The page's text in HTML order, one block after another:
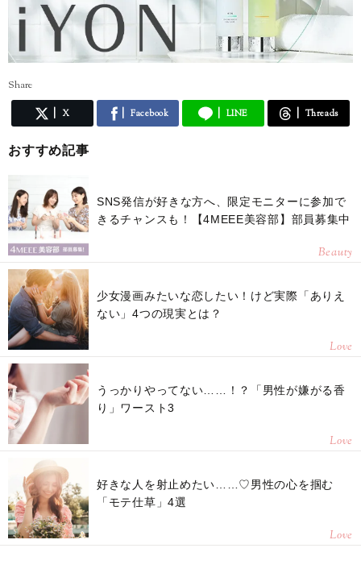
Share
X Facebook LINE Threads
おすすめ記事
SNS発信が好きな方へ、限定モニターに参加で
きるチャンスも！【4MEEE美容部】部員募集中
Beauty
少女漫画みたいな恋したい！けど実際「ありえ
ない」4つの現実とは？
Love
うっかりやってない……！？「男性が嫌がる香
り」ワースト3
Love
好きな人を射止めたい……♡男性の心を掴む
「モテ仕草」4選
Love